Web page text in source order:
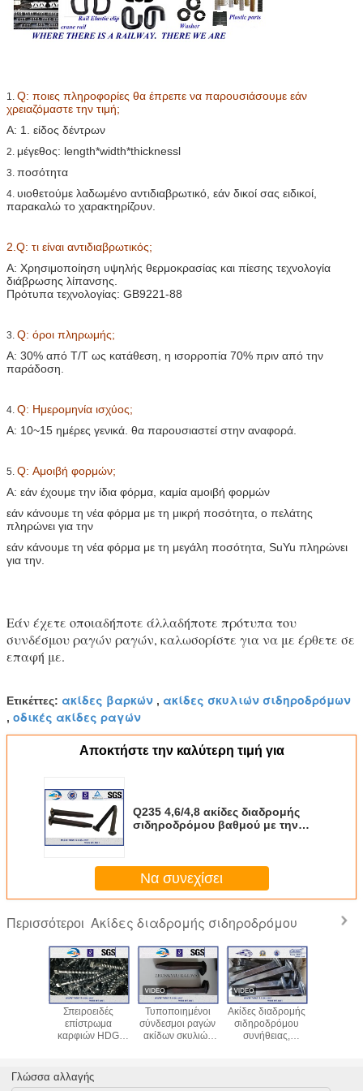
1. Q: ποιες πληροφορίες θα έπρεπε να παρουσιάσουμε εάν
χρειαζόμαστε την τιμή;
Α: 1. είδος δέντρων
2. μέγεθος: length*width*thicknessl
3. ποσότητα
4. υιοθετούμε λαδωμένο αντιδιαβρωτικό, εάν δικοί σας ειδικοί,
παρακαλώ το χαρακτηρίζουν.
2.Q: τι είναι αντιδιαβρωτικός;
Α: Χρησιμοποίηση υψηλής θερμοκρασίας και πίεσης τεχνολογία
διάβρωσης λίπανσης.
Πρότυπα τεχνολογίας: GB9221-88
3. Q: όροι πληρωμής;
Α: 30% από T/T ως κατάθεση, η ισορροπία 70% πριν από την
παράδοση.
4. Q: Ημερομηνία ισχύος;
Α: 10~15 ημέρες γενικά. θα παρουσιαστεί στην αναφορά.
5. Q: Αμοιβή φορμών;
Α: εάν έχουμε την ίδια φόρμα, καμία αμοιβή φορμών
εάν κάνουμε τη νέα φόρμα με τη μικρή ποσότητα, ο πελάτης
πληρώνει για την
εάν κάνουμε τη νέα φόρμα με τη μεγάλη ποσότητα, SuYu πληρώνει
για την.
Εάν έχετε οποιαδήποτε άλλαδήποτε πρότυπα του
συνδέσμου ραγών ραγών, καλωσορίστε για να με έρθετε σε
επαφή με.
Ετικέττες: ακίδες βαρκών , ακίδες σκυλιών σιδηροδρόμων
, οδικές ακίδες ραγών
Αποκτήστε την καλύτερη τιμή για
Q235 4,6/4,8 ακίδες διαδρομής
σιδηροδρόμου βαθμού με την
Να συνεχίσει
Περισσότεροι Ακίδες διαδρομής σιδηροδρόμου
Σπειροειδές
επίστρωμα
καρφιών HDG
στερεώνοντας
σύστημα ραγών
Τυποποιημένοι
σύνδεσμοι ραγών
ακίδων σκυλιών
βιδών
Ακίδες διαδρομής
σιδηροδρόμου
συνήθειας,
στερεώνοντας
βιδών
Γλώσσα αλλαγής